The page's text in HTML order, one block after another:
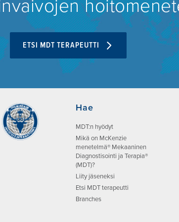
ETSI MDT TERAPEUTTI
Hae
MDT:n hyödyt
Mikä on McKenzie
menetelmä® Mekaaninen
Diagnostisointi ja Terapia®
(MDT)?
Liity jäseneksi
Etsi MDT terapeutti
Branches